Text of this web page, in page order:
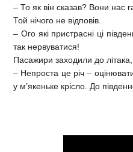
– То як він сказав? Вони нас
Той нічого не відповів.
– Ого які пристрасні ці
так нервуватися!
Пасажири заходили до
– Непроста це річ –
у м’якеньке крісло. До